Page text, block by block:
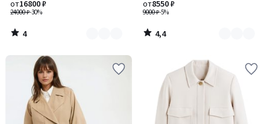
24000 ₽-30%
от16800 ₽
4
/
9000 ₽-5%
от8550 ₽
4,4
/